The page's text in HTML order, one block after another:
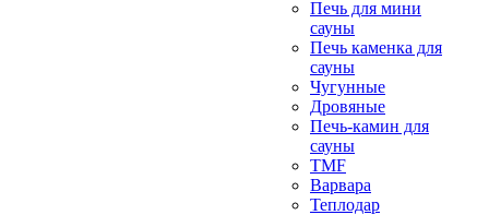
Печь для мини
сауны
Печь каменка для
сауны
Чугунные
Дровяные
Печь-камин для
сауны
TMF
Варвара
Теплодар